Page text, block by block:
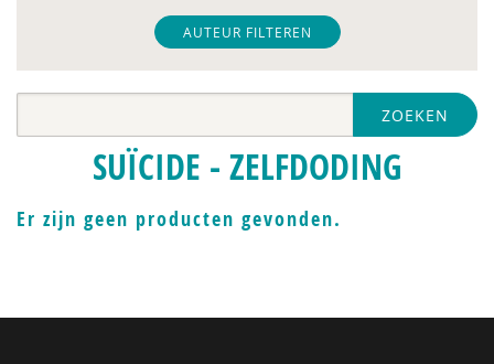
Monique van ’t Erve
Toon Verlaan
AUTEUR FILTEREN
ZOEKEN
SUÏCIDE - ZELFDODING
Er zijn geen producten gevonden.